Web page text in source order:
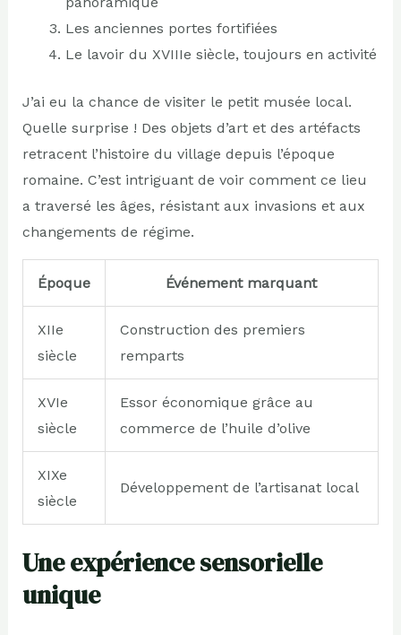
Les anciennes portes fortifiées
Le lavoir du XVIIIe siècle, toujours en activité
J’ai eu la chance de visiter le petit musée local.
Quelle surprise ! Des objets d’art et des artéfacts
retracent l’histoire du village depuis l’époque
romaine. C’est intriguant de voir comment ce lieu
a traversé les âges, résistant aux invasions et aux
changements de régime.
Époque Événement marquant
XIIe
siècle
Construction des premiers
remparts
XVIe
siècle
Essor économique grâce au
commerce de l’huile d’olive
XIXe
siècle
Développement de l’artisanat local
Une expérience sensorielle
unique